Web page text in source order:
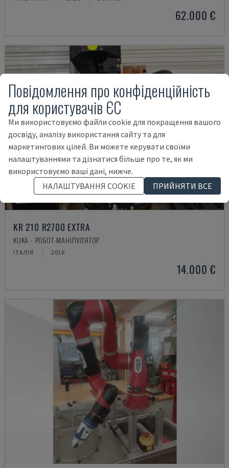
62.000 €
KR 210 R2700 EXTRA
KUKA - РОБОТ-МАНІПУЛЯТОР
ІТАЛІЯ 2016
14.000 €
Повідомлення про конфіденційність
для користувачів ЄС
Ми використовуємо файли cookie для покращення вашого
досвіду, аналізу використання сайту та для
маркетингових цілей. Ви можете керувати своїми
налаштуваннями та дізнатися більше про те, як ми
використовуємо ваші дані, нижче.
НАЛАШТУВАННЯ COOKIE
ПРИЙНЯТИ ВСЕ